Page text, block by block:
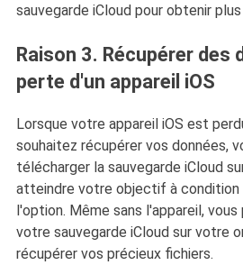
sauvegarde iCloud pour obtenir
Raison 3. Récupérer des
perte d'un appareil iOS
Lorsque votre appareil iOS est
souhaitez récupérer vos données,
télécharger la sauvegarde iCloud
atteindre votre objectif à condition
l'option. Même sans l'appareil,
votre sauvegarde iCloud sur votre
récupérer vos précieux fichiers.